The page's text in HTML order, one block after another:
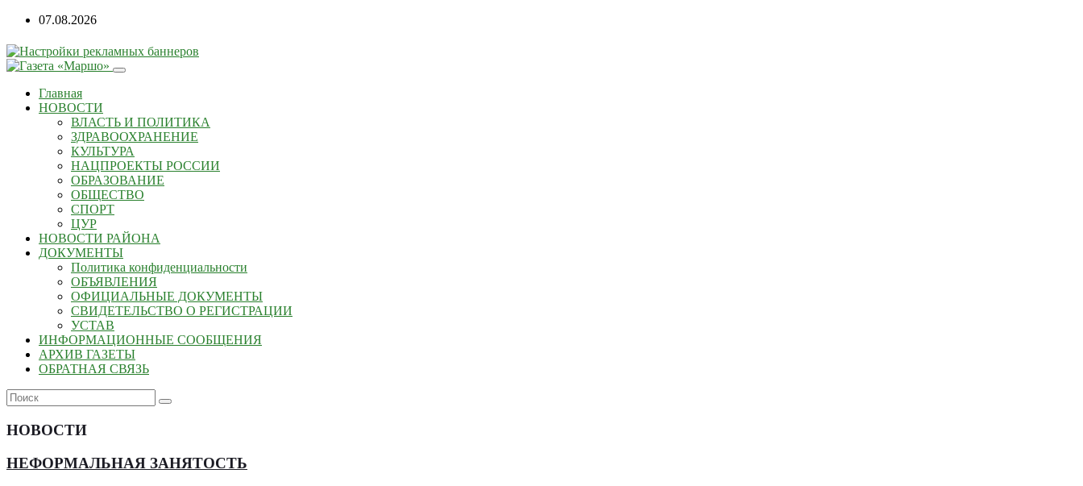
07.08.2026
Главная
НОВОСТИ
ВЛАСТЬ И ПОЛИТИКА
ЗДРАВООХРАНЕНИЕ
КУЛЬТУРА
НАЦПРОЕКТЫ РОССИИ
ОБРАЗОВАНИЕ
ОБЩЕСТВО
СПОРТ
ЦУР
НОВОСТИ РАЙОНА
ДОКУМЕНТЫ
Политика конфиденциальности
ОБЪЯВЛЕНИЯ
ОФИЦИАЛЬНЫЕ ДОКУМЕНТЫ
СВИДЕТЕЛЬСТВО О РЕГИСТРАЦИИ
УСТАВ
ИНФОРМАЦИОННЫЕ СООБЩЕНИЯ
АРХИВ ГАЗЕТЫ
ОБРАТНАЯ СВЯЗЬ
НОВОСТИ
НЕФОРМАЛЬНАЯ ЗАНЯТОСТЬ